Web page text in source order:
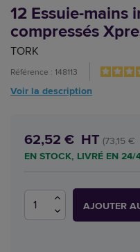
12 Essuie-mains
compressés
TORK
Référence : 148113
Voir la description
62,52 € HT (73,15 €
EN STOCK, LIVRÉ EN 24/
AJOUTER